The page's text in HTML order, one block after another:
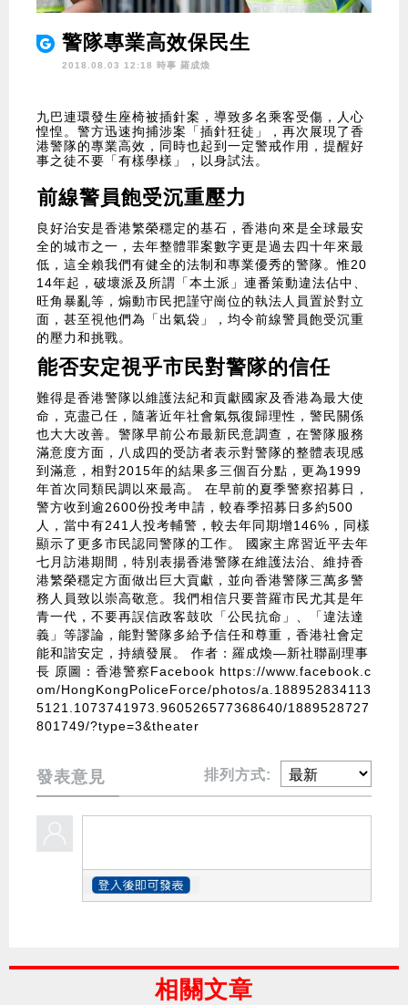
警隊專業高效保民生
2018.08.03 12:18 時事 羅成煥
九巴連環發生座椅被插針案，導致多名乘客受傷，人心
惶惶。警方迅速拘捕涉案「插針狂徒」，再次展現了香
港警隊的專業高效，同時也起到一定警戒作用，提醒好
事之徒不要「有樣學樣」，以身試法。
前線警員飽受沉重壓力
良好治安是香港繁榮穩定的基石，香港向來是全球最安
全的城市之一，去年整體罪案數字更是過去四十年來最
低，這全賴我們有健全的法制和專業優秀的警隊。惟20
14年起，破壞派及所謂「本土派」連番策動違法佔中、
旺角暴亂等，煽動市民把謹守崗位的執法人員置於對立
面，甚至視他們為「出氣袋」，均令前線警員飽受沉重
的壓力和挑戰。
能否安定視乎市民對警隊的信任
難得是香港警隊以維護法紀和貢獻國家及香港為最大使
命，克盡己任，隨著近年社會氣氛復歸理性，警民關係
也大大改善。警隊早前公布最新民意調查，在警隊服務
滿意度方面，八成四的受訪者表示對警隊的整體表現感
到滿意，相對2015年的結果多三個百分點，更為1999
年首次同類民調以來最高。 在早前的夏季警察招募日，
警方收到逾2600份投考申請，較春季招募日多約500
人，當中有241人投考輔警，較去年同期增146%，同樣
顯示了更多市民認同警隊的工作。 國家主席習近平去年
七月訪港期間，特別表揚香港警隊在維護法治、維持香
港繁榮穩定方面做出巨大貢獻，並向香港警隊三萬多警
務人員致以崇高敬意。我們相信只要普羅市民尤其是年
青一代，不要再誤信政客鼓吹「公民抗命」、「違法達
義」等謬論，能對警隊多給予信任和尊重，香港社會定
能和諧安定，持續發展。 作者：羅成煥—新社聯副理事
長 原圖：香港警察Facebook https://www.facebook.c
om/HongKongPoliceForce/photos/a.188952834113
5121.1073741973.960526577368640/1889528727
801749/?type=3&theater
發表意見 排列方式:
相關文章